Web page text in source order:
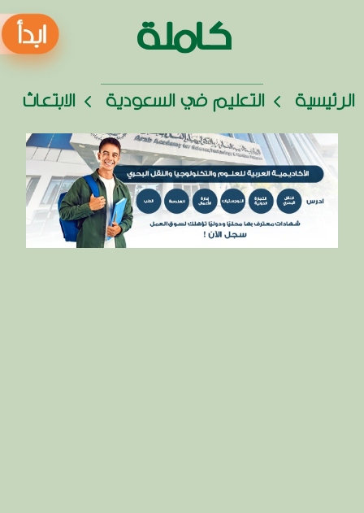
كاملة
الرئيسية التعليم في السعودية الابتعاث